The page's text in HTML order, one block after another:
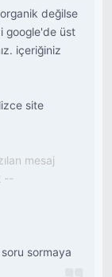
organik değilse
google'de üst
içeriğiniz
site
mesaj
--
sormaya